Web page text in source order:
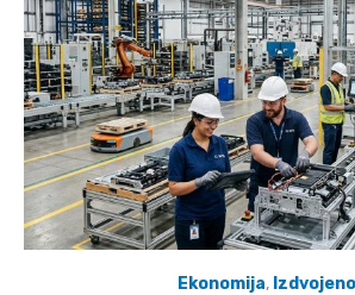
Ekonomija, Izdvojeno